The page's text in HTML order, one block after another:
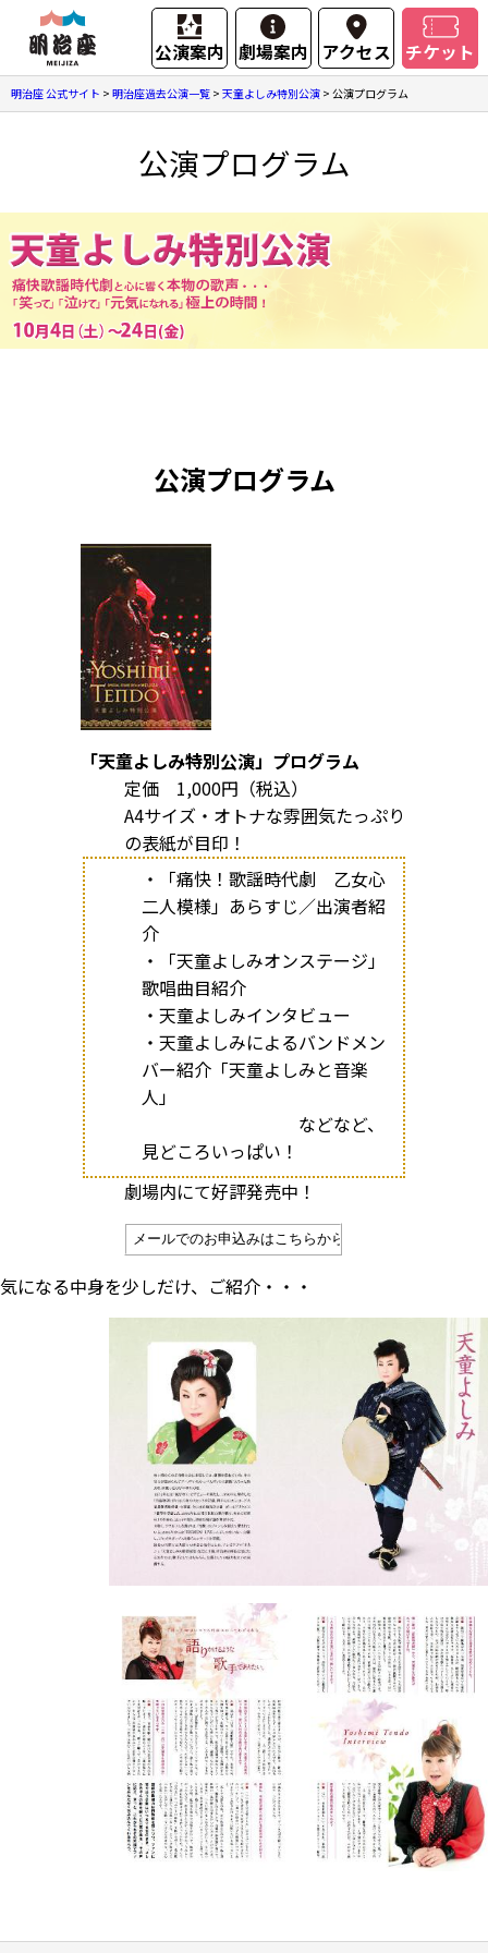
公演案内 劇場案内 アクセス チケット
明治座 公式サイト > 明治座過去公演一覧 > 天童よしみ特別公演 > 公演プログラム
公演プログラム
公演プログラム
「天童よしみ特別公演」プログラム
定価 1,000円（税込）
A4サイズ・オトナな雰囲気たっぷり
の表紙が目印！
・「痛快！歌謡時代劇 乙女心
二人模様」あらすじ／出演者紹
介
・「天童よしみオンステージ」
歌唱曲目紹介
・天童よしみインタビュー
・天童よしみによるバンドメン
バー紹介「天童よしみと音楽
人」
などなど、
見どころいっぱい！
劇場内にて好評発売中！
気になる中身を少しだけ、ご紹介・・・